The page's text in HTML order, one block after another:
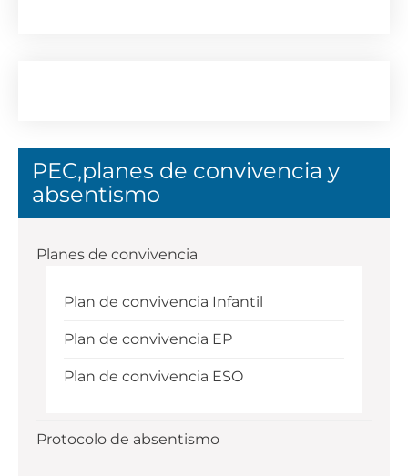
PEC,planes de convivencia y
absentismo
Planes de convivencia
Plan de convivencia Infantil
Plan de convivencia EP
Plan de convivencia ESO
Protocolo de absentismo